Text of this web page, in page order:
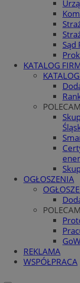
Sąd
KATALOG
OGŁOSZENIA
REKLAMA
WSPÓŁPRACA